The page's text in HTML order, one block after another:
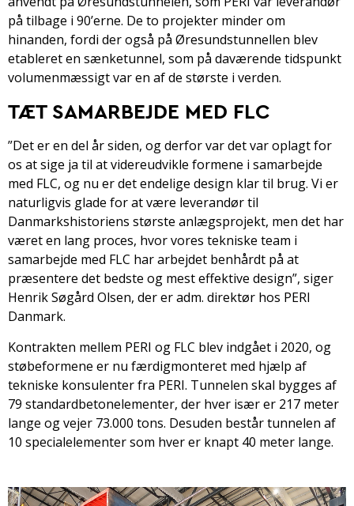
på tilbage i 90’erne. De to projekter minder om
hinanden, fordi der også på Øresundstunnellen blev
etableret en sænketunnel, som på daværende tidspunkt
volumenmæssigt var en af de største i verden.
TÆT SAMARBEJDE MED FLC
”Det er en del år siden, og derfor var det var oplagt for
os at sige ja til at videreudvikle formene i samarbejde
med FLC, og nu er det endelige design klar til brug. Vi er
naturligvis glade for at være leverandør til
Danmarkshistoriens største anlægsprojekt, men det har
været en lang proces, hvor vores tekniske team i
samarbejde med FLC har arbejdet benhårdt på at
præsentere det bedste og mest effektive design”, siger
Henrik Søgård Olsen, der er adm. direktør hos PERI
Danmark.
Kontrakten mellem PERI og FLC blev indgået i 2020, og
støbeformene er nu færdigmonteret med hjælp af
tekniske konsulenter fra PERI. Tunnelen skal bygges af
79 standardbetonelementer, der hver især er 217 meter
lange og vejer 73.000 tons. Desuden består tunnelen af
10 specialelementer som hver er knapt 40 meter lange.